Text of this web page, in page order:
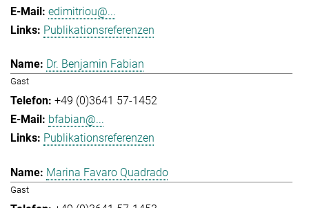
edimitriou@...
Publikationsreferenzen
Dr. Benjamin Fabian
Gast
+49 (0)3641 57-1452
bfabian@...
Publikationsreferenzen
Marina Favaro Quadrado
Gast